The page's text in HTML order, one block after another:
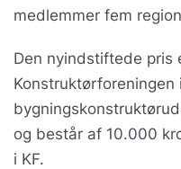
medlemmer fem
Den nyindstiftede pris
Konstruktørforeningen
og består af 10.000
i KF.